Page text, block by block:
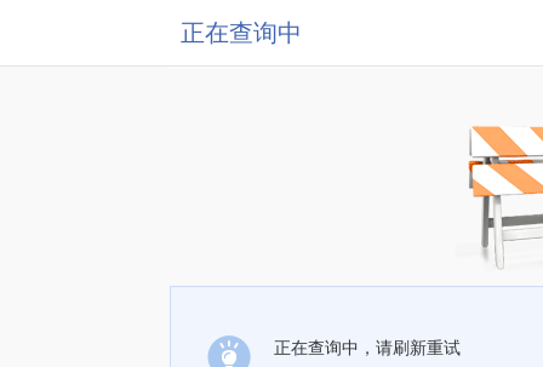
正在查询中
正在查询中，请刷新重试